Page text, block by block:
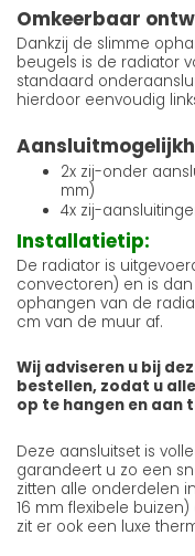
Omkeerbaar
Dankzij de slimme
beugels is de radiator
standaard
hierdoor eenvoudig
2x zij-onder
mm)
4x zij-
Installatietip:
De radiator is
convectoren) en is dan
ophangen van de
cm van de muur af.
Wij adviseren u bij
bestellen, zodat u
op te hangen en aan
Deze aansluitset is
garandeert u zo een
zitten alle onderdelen
16 mm flexibele
zit er ook een luxe